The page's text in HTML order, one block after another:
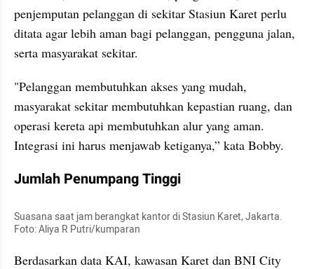
penjemputan pelanggan di sekitar Stasiun Karet perlu
ditata agar lebih aman bagi pelanggan, pengguna jalan,
serta masyarakat sekitar.
"Pelanggan membutuhkan akses yang mudah,
masyarakat sekitar membutuhkan kepastian ruang, dan
operasi kereta api membutuhkan alur yang aman.
Integrasi ini harus menjawab ketiganya,” kata Bobby.
Jumlah Penumpang Tinggi
Suasana saat jam berangkat kantor di Stasiun Karet, Jakarta.
Foto: Aliya R Putri/kumparan
Berdasarkan data KAI, kawasan Karet dan BNI City